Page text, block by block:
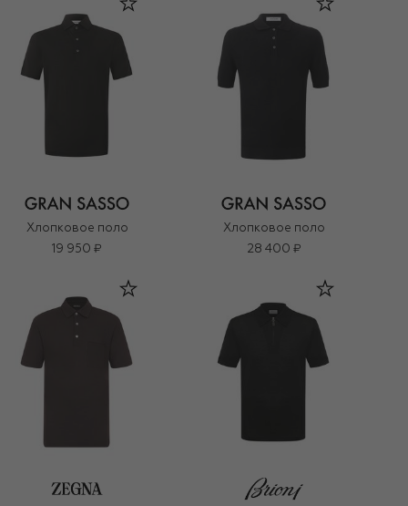
Хлопковое поло
19 950 ₽
Хлопковое поло
28 400 ₽